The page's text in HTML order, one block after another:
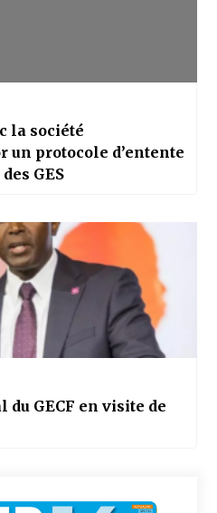
la société
un protocole d’entente
GES
du GECF en visite de